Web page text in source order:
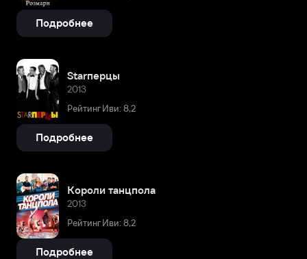
Подробнее
Starперцы
2013
Рейтинг Иви: 8,2
Подробнее
Короли танцпола
2013
Рейтинг Иви: 8,2
Подробнее